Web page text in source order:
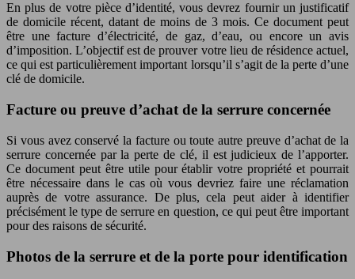
En plus de votre pièce d’identité, vous devrez fournir un justificatif
de domicile récent, datant de moins de 3 mois. Ce document peut
être une facture d’électricité, de gaz, d’eau, ou encore un avis
d’imposition. L’objectif est de prouver votre lieu de résidence actuel,
ce qui est particulièrement important lorsqu’il s’agit de la perte d’une
clé de domicile.
Facture ou preuve d’achat de la serrure concernée
Si vous avez conservé la facture ou toute autre preuve d’achat de la
serrure concernée par la perte de clé, il est judicieux de l’apporter.
Ce document peut être utile pour établir votre propriété et pourrait
être nécessaire dans le cas où vous devriez faire une réclamation
auprès de votre assurance. De plus, cela peut aider à identifier
précisément le type de serrure en question, ce qui peut être important
pour des raisons de sécurité.
Photos de la serrure et de la porte pour identification